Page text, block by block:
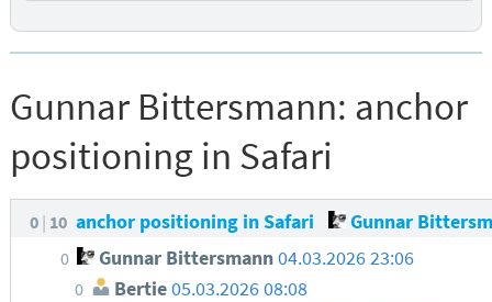
Gunnar Bittersmann: anchor
positioning in Safari
0 10 anchor positioning in Safari Gunnar
0 Gunnar Bittersmann04.03.2026 23:06
0 Bertie 05.03.2026 08:08